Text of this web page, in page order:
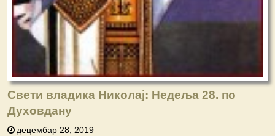
Свети владика Николај: Недеља 28. по
Духовдану
децембар 28, 2019